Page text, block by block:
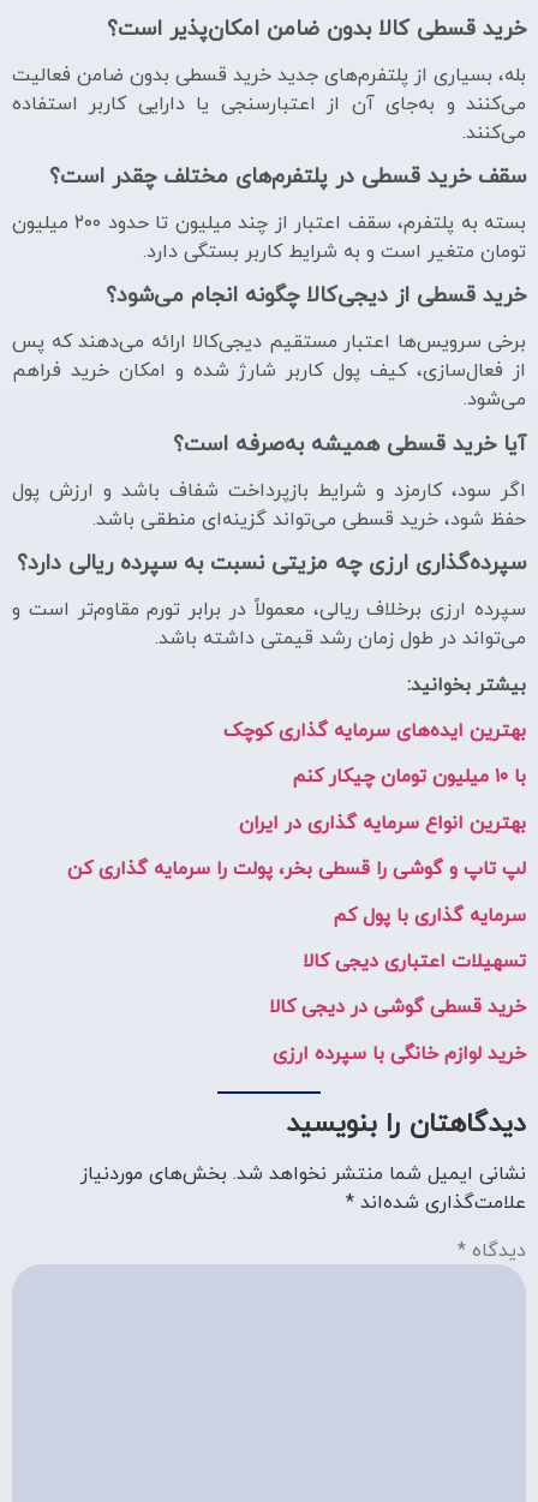
خرید قسطی کالا بدون ضامن امکان‌پذیر است؟
بله، بسیاری از پلتفرم‌های جدید خرید قسطی بدون ضامن فعالیت
می‌کنند و به‌جای آن از اعتبارسنجی یا دارایی کاربر استفاده
می‌کنند.
سقف خرید قسطی در پلتفرم‌های مختلف چقدر است؟
بسته به پلتفرم، سقف اعتبار از چند میلیون تا حدود ۲۰۰ میلیون
تومان متغیر است و به شرایط کاربر بستگی دارد.
خرید قسطی از دیجی‌کالا چگونه انجام می‌شود؟
برخی سرویس‌ها اعتبار مستقیم دیجی‌کالا ارائه می‌دهند که پس
از فعال‌سازی، کیف پول کاربر شارژ شده و امکان خرید فراهم
می‌شود.
آیا خرید قسطی همیشه به‌صرفه است؟
اگر سود، کارمزد و شرایط بازپرداخت شفاف باشد و ارزش پول
حفظ شود، خرید قسطی می‌تواند گزینه‌ای منطقی باشد.
سپرده‌گذاری ارزی چه مزیتی نسبت به سپرده ریالی دارد؟
سپرده ارزی برخلاف ریالی، معمولاً در برابر تورم مقاوم‌تر است و
می‌تواند در طول زمان رشد قیمتی داشته باشد.
بیشتر بخوانید:
بهترین ایده‌های سرمایه گذاری کوچک
با ۱۰ میلیون تومان چیکار کنم
بهترین انواع سرمایه گذاری در ایران
لپ تاپ و گوشی را قسطی بخر، پولت را سرمایه گذاری کن
سرمایه گذاری با پول کم
تسهیلات اعتباری دیجی کالا
خرید قسطی گوشی در دیجی کالا
خرید لوازم خانگی با سپرده ارزی
دیدگاهتان را بنویسید
نشانی ایمیل شما منتشر نخواهد شد. بخش‌های موردنیاز
علامت‌گذاری شده‌اند *
دیدگاه *